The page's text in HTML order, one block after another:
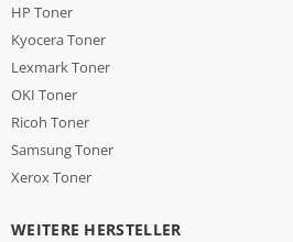
HP Toner
Kyocera Toner
Lexmark Toner
OKI Toner
Ricoh Toner
Samsung Toner
Xerox Toner
WEITERE HERSTELLER